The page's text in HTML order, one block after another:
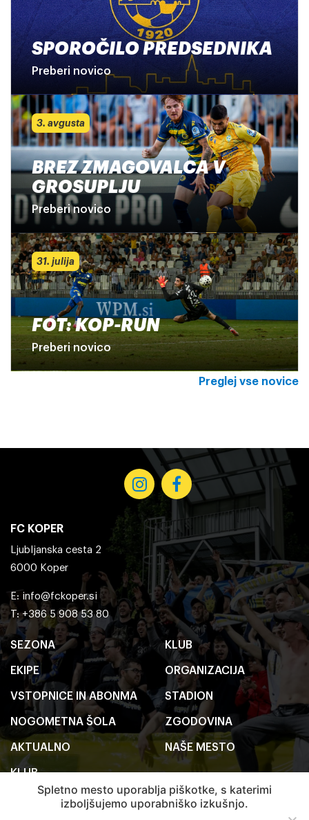
SPOROČILO PREDSEDNIKA
Preberi novico
3. avgusta
BREZ ZMAGOVALCA V
GROSUPLJU
Preberi novico
31. julija
FOT: KOP-RUN
Preberi novico
Preglej vse novice
SEZONA
EKIPE
VSTOPNICE IN ABONMA
NOGOMETNA ŠOLA
AKTUALNO
KLUB
KLUB
ORGANIZACIJA
STADION
ZGODOVINA
NAŠE MESTO
FC KOPER
Ljubljanska cesta 2
6000 Koper
E: info@fckoper.si
T: +386 5 908 53 80
Spletno mesto uporablja piškotke, s katerimi
izboljšujemo uporabniško izkušnjo.